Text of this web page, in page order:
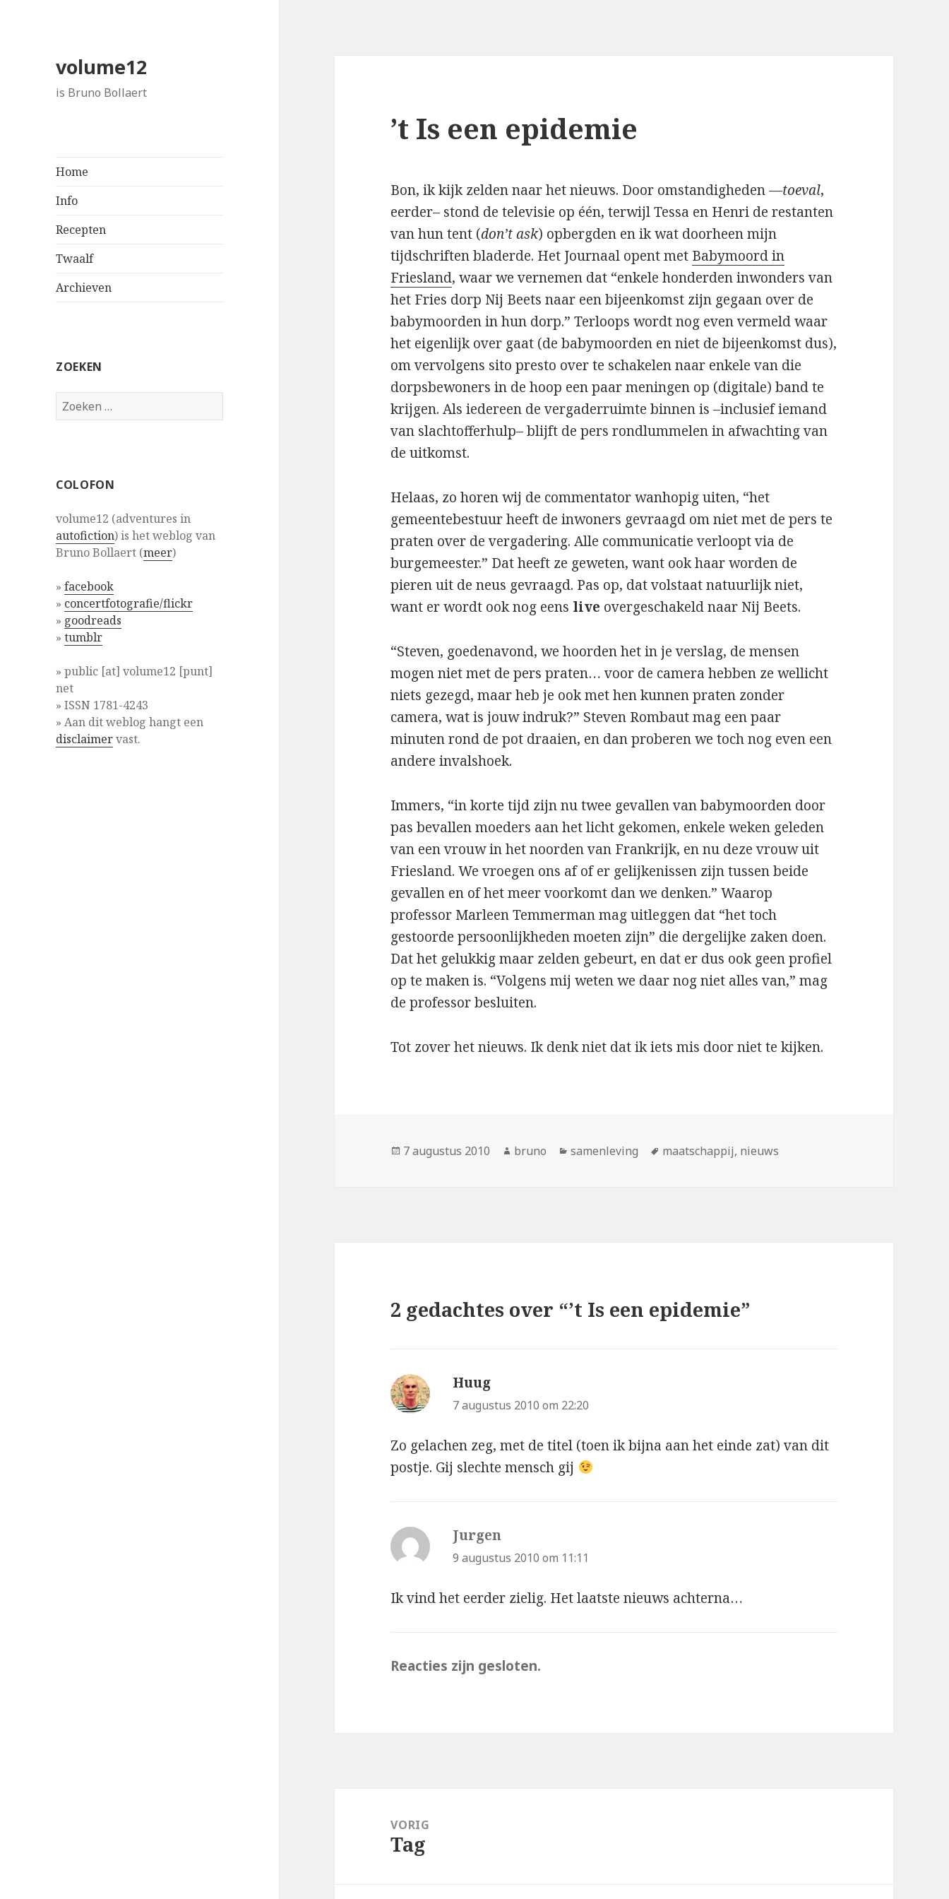
volume12
is Bruno Bollaert
Home
Info
Recepten
Twaalf
Archieven
ZOEKEN
Zoeken
naar:
COLOFON
volume12 (adventures in
autofiction) is het weblog van
Bruno Bollaert (meer)
»facebook
» concertfotografie/flickr
» goodreads
»tumblr
» public [at] volume12 [punt]
net
» ISSN 1781-4243
» Aan dit weblog hangt een
disclaimervast.
’t Is een epidemie
Bon, ik kijk zelden naar het nieuws. Door omstandigheden —toeval,
eerder– stond de televisie op één, terwijl Tessa en Henri de restanten
van hun tent (don’t ask) opbergden en ik wat doorheen mijn
tijdschriften bladerde. Het Journaal opent met Babymoord in
Friesland, waar we vernemen dat “enkele honderden inwonders van
het Fries dorp Nij Beets naar een bijeenkomst zijn gegaan over de
babymoorden in hun dorp.” Terloops wordt nog even vermeld waar
het eigenlijk over gaat (de babymoorden en niet de bijeenkomst dus),
om vervolgens sito presto over te schakelen naar enkele van die
dorpsbewoners in de hoop een paar meningen op (digitale) band te
krijgen. Als iedereen de vergaderruimte binnen is –inclusief iemand
van slachtofferhulp– blijft de pers rondlummelen in afwachting van
de uitkomst.
Helaas, zo horen wij de commentator wanhopig uiten, “het
gemeentebestuur heeft de inwoners gevraagd om niet met de pers te
praten over de vergadering. Alle communicatie verloopt via de
burgemeester.” Dat heeft ze geweten, want ook haar worden de
pieren uit de neus gevraagd. Pas op, dat volstaat natuurlijk niet,
want er wordt ook nog eens live overgeschakeld naar Nij Beets.
“Steven, goedenavond, we hoorden het in je verslag, de mensen
mogen niet met de pers praten… voor de camera hebben ze wellicht
niets gezegd, maar heb je ook met hen kunnen praten zonder
camera, wat is jouw indruk?” Steven Rombaut mag een paar
minuten rond de pot draaien, en dan proberen we toch nog even een
andere invalshoek.
Immers, “in korte tijd zijn nu twee gevallen van babymoorden door
pas bevallen moeders aan het licht gekomen, enkele weken geleden
van een vrouw in het noorden van Frankrijk, en nu deze vrouw uit
Friesland. We vroegen ons af of er gelijkenissen zijn tussen beide
gevallen en of het meer voorkomt dan we denken.” Waarop
professor Marleen Temmerman mag uitleggen dat “het toch
gestoorde persoonlijkheden moeten zijn” die dergelijke zaken doen.
Dat het gelukkig maar zelden gebeurt, en dat er dus ook geen profiel
op te maken is. “Volgens mij weten we daar nog niet alles van,” mag
de professor besluiten.
Tot zover het nieuws. Ik denk niet dat ik iets mis door niet te kijken.
Geplaatst
7 augustus 2010 Auteur
bruno Categorieën
samenleving Tags
maatschappij, nieuws
2 gedachtes over “’t Is een epidemie”
Huug
7 augustus 2010 om 22:20
Zo gelachen zeg, met de titel (toen ik bijna aan het einde zat) van dit
postje. Gij slechte mensch gij
Jurgen
9 augustus 2010 om 11:11
Ik vind het eerder zielig. Het laatste nieuws achterna…
Reacties zijn gesloten.
navigatieVORIG
Vorig
Tag